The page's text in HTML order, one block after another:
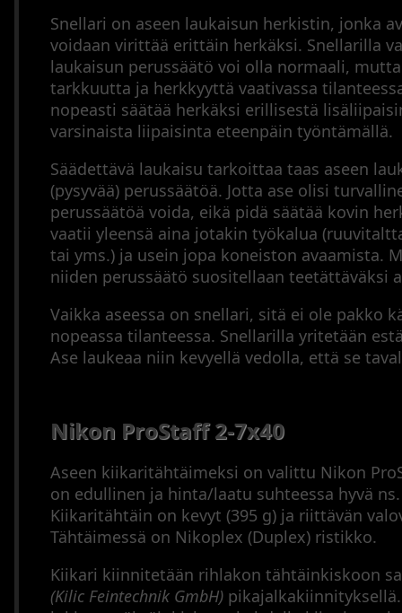
Snellari on aseen laukaisun herkistin, jonka
voidaan virittää erittäin herkäksi. Snellarilla
laukaisun perussäätö voi olla normaali,
tarkkuutta ja herkkyyttä vaativassa
nopeasti säätää herkäksi erillisestä
varsinaista liipaisinta eteenpäin työntämällä.
Säädettävä laukaisu tarkoittaa taas aseen
(pysyvää) perussäätöä. Jotta ase olisi
perussäätöä voida, eikä pidä säätää kovin
vaatii yleensä aina jotakin työkalua
tai yms.) ja usein jopa koneiston avaamista.
niiden perussäätö suositellaan teetättäväksi
Vaikka aseessa on snellari, sitä ei ole pakko
nopeassa tilanteessa. Snellarilla yritetään
Ase laukeaa niin kevyellä vedolla, että se
Nikon ProStaff 2-7x40
Aseen kiikaritähtäimeksi on valittu Nikon
on edullinen ja hinta/laatu suhteessa hyvä
Kiikaritähtäin on kevyt (395 g) ja riittävän
Tähtäimessä on Nikoplex (Duplex) ristikko.
Kiikari kiinnitetään rihlakon tähtäinkiskoon
(Kilic Feintechnik GmbH)